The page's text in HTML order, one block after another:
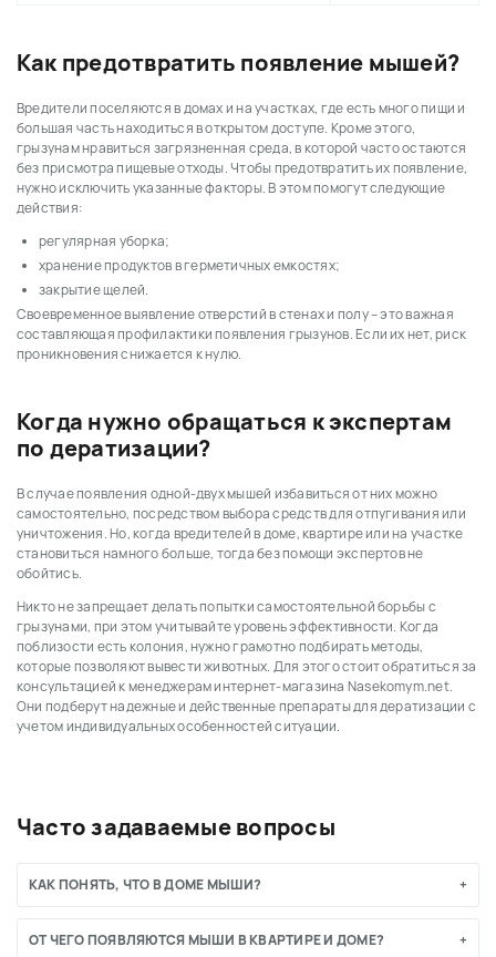
Как предотвратить появление мышей?
Вредители поселяются в домах и на участках, где есть много пищи и
большая часть находиться в открытом доступе. Кроме этого,
грызунам нравиться загрязненная среда, в которой часто остаются
без присмотра пищевые отходы. Чтобы предотвратить их появление,
нужно исключить указанные факторы. В этом помогут следующие
действия:
регулярная уборка;
хранение продуктов в герметичных емкостях;
закрытие щелей.
Своевременное выявление отверстий в стенах и полу – это важная
составляющая профилактики появления грызунов. Если их нет, риск
проникновения снижается к нулю.
Когда нужно обращаться к экспертам
по дератизации?
В случае появления одной-двух мышей избавиться от них можно
самостоятельно, посредством выбора средств для отпугивания или
уничтожения. Но, когда вредителей в доме, квартире или на участке
становиться намного больше, тогда без помощи экспертов не
обойтись.
Никто не запрещает делать попытки самостоятельной борьбы с
грызунами, при этом учитывайте уровень эффективности. Когда
поблизости есть колония, нужно грамотно подбирать методы,
которые позволяют вывести животных. Для этого стоит обратиться за
консультацией к менеджерам интернет-магазина Nasekomym.net.
Они подберут надежные и действенные препараты для дератизации с
учетом индивидуальных особенностей ситуации.
Часто задаваемые вопросы
КАК ПОНЯТЬ, ЧТО В ДОМЕ МЫШИ?
ОТ ЧЕГО ПОЯВЛЯЮТСЯ МЫШИ В КВАРТИРЕ И ДОМЕ?